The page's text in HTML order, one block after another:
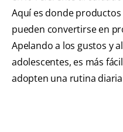
Aquí es donde
pueden convertirse en
Apelando a los gustos y
adolescentes, es más
adopten una rutina